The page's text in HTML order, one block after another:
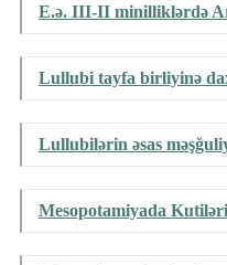
E.ə. III-II minilliklərdə
Lullubi tayfa birliyinə
Lullubilərin əsas
Mesopotamiyada